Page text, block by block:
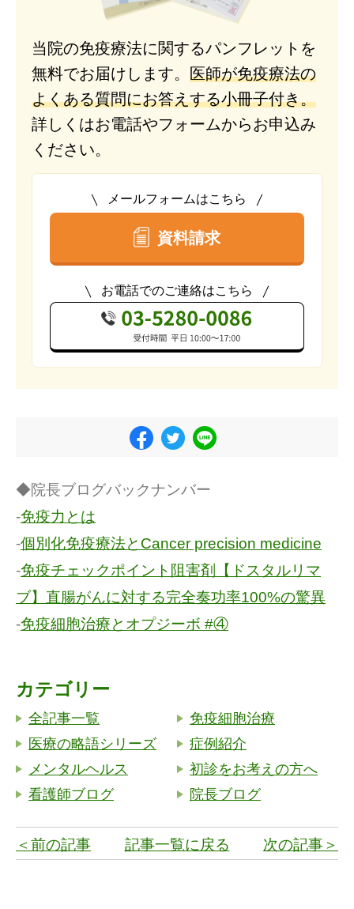
当院の免疫療法に関するパンフレットを
無料でお届けします。医師が免疫療法の
よくある質問にお答えする小冊子付き。
詳しくはお電話やフォームからお申込み
ください。
メールフォームはこちら
資料請求
お電話でのご連絡はこちら
◆院長ブログバックナンバー
-免疫力とは
-個別化免疫療法とCancer precision medicine
-免疫チェックポイント阻害剤【ドスタルリマ
ブ】直腸がんに対する完全奏功率100%の驚異
-免疫細胞治療とオプジーボ #④
カテゴリー
全記事一覧
免疫細胞治療
医療の略語シリーズ
症例紹介
メンタルヘルス
初診をお考えの方へ
看護師ブログ
院長ブログ
＜前の記事 記事一覧に戻る 次の記事＞